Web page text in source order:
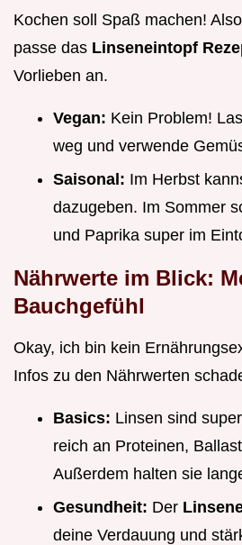
Kochen soll Spaß machen!
passe das Linseneintopf
Vorlieben an.
Vegan: Kein Problem!
weg und verwende
Saisonal: Im Herbst
dazugeben. Im Sommer
und Paprika super im
Nährwerte im Blick:
Bauchgefühl
Okay, ich bin kein
Infos zu den Nährwerten
Basics: Linsen sind
reich an Proteinen,
Außerdem halten sie
Gesundheit: Der
deine Verdauung und